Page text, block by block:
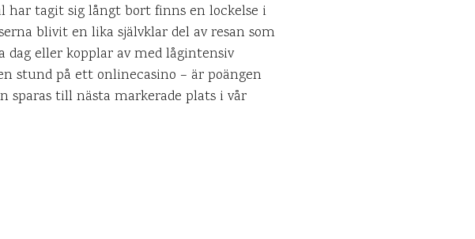
tagit sig långt bort finns en lockelse i
blivit en lika självklar del av resan som
dag eller kopplar av med lågintensiv
stund på ett onlinecasino – är poängen
sparas till nästa markerade plats i vår